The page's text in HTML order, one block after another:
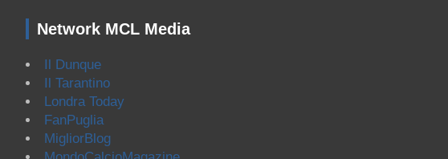
Network MCL Media
Il Dunque
Il Tarantino
Londra Today
FanPuglia
MigliorBlog